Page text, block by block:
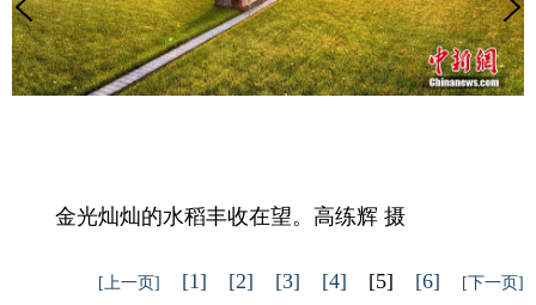
金光灿灿的水稻丰收在望。高练辉 摄
[上一页] [1] [2] [3] [4] [5] [6] [下一页]